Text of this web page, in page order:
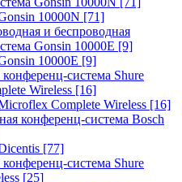
10000N [71]
и беспроводная
Gonsin 10000E [9]
10000E [9]
система Shure
Wireless [16]
Complete Wireless [16]
конференц-система Bosch
[77]
система Shure
[25]